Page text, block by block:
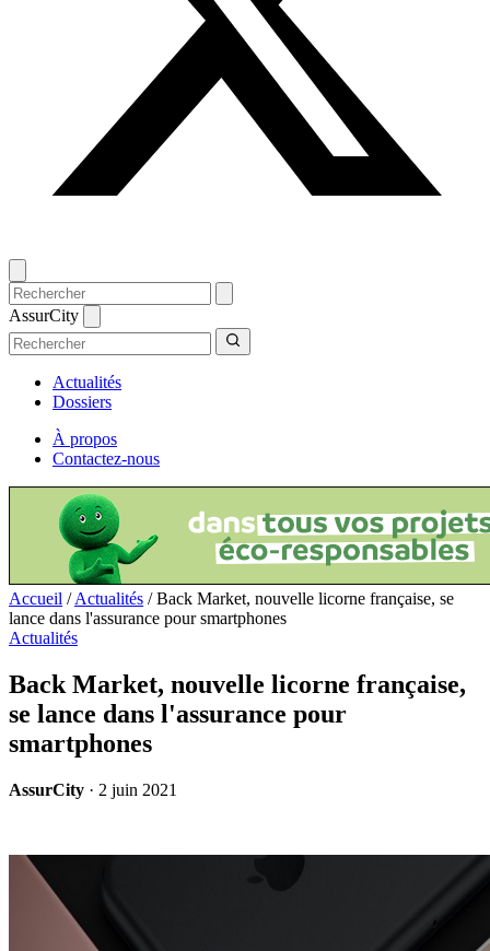
AssurCity
Actualités
Dossiers
À propos
Contactez-nous
Accueil /Actualités /Back Market, nouvelle licorne française, se
lance dans l'assurance pour smartphones
Actualités
Back Market, nouvelle licorne française,
se lance dans l'assurance pour
smartphones
AssurCity · 2 juin 2021